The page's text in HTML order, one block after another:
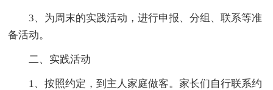
3、为周末的实践活动，进行申报、分组、联系等准
备活动。
二、实践活动
1、按照约定，到主人家庭做客。家长们自行联系约